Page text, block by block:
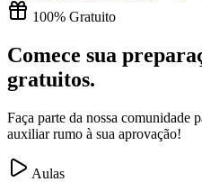
100% Gratuito
Comece sua
gratuitos.
Faça parte da nossa comunidade
auxiliar rumo à sua aprovação!
Aulas